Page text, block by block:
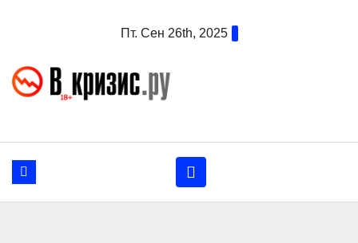
Пт. Сен 26th, 2025